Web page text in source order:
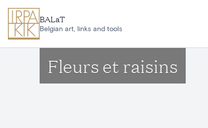
BALaT
Belgian art, links and tools
Fleurs et raisins